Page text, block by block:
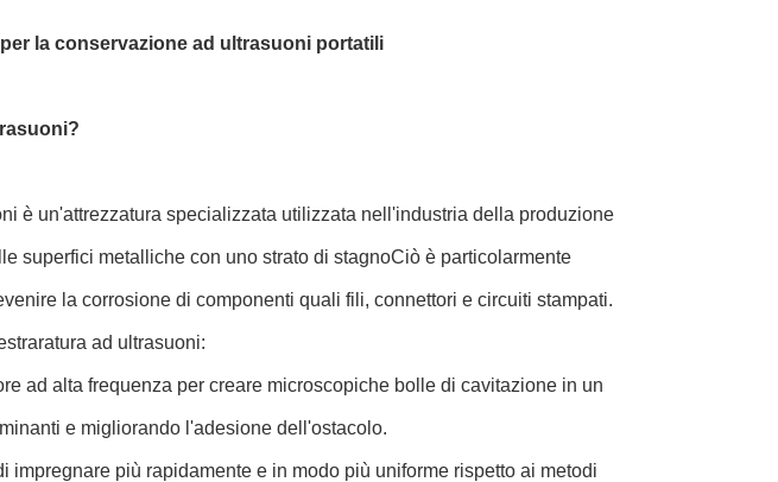
la conservazione ad ultrasuoni portatili
è un'attrezzatura specializzata utilizzata nell'industria della produzione
superfici metalliche con uno strato di stagnoCiò è particolarmente
la corrosione di componenti quali fili, connettori e circuiti stampati.
ad ultrasuoni:
ad alta frequenza per creare microscopiche bolle di cavitazione in un
e migliorando l'adesione dell'ostacolo.
impregnare più rapidamente e in modo più uniforme rispetto ai metodi